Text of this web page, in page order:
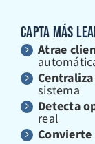
CAPTA MÁS
Atrae
sistema
Detecta
real